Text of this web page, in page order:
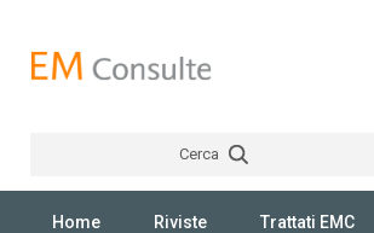
Cerca
Home Riviste Trattati EMC